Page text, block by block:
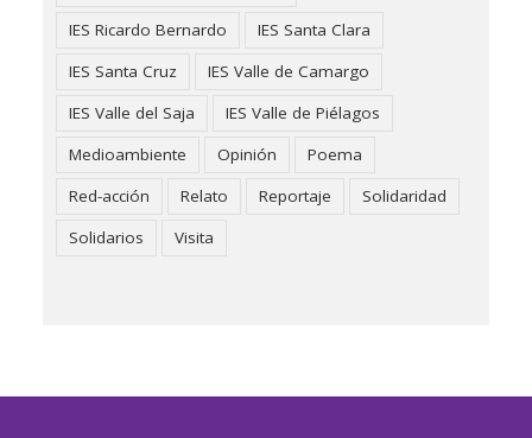
IES Ricardo Bernardo
IES Santa Clara
IES Santa Cruz
IES Valle de Camargo
IES Valle del Saja
IES Valle de Piélagos
Medioambiente
Opinión
Poema
Red-acción
Relato Reportaje
Solidaridad
Solidarios
Visita